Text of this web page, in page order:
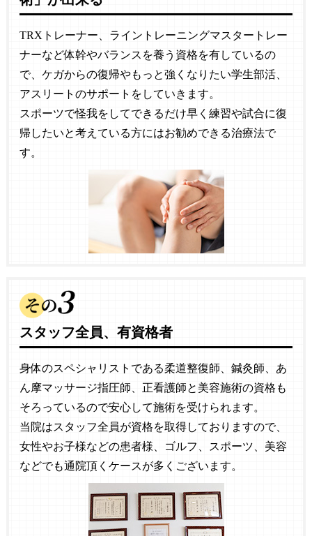
TRXトレーナー、ライントレーニングマスタートレー
ナーなど体幹やバランスを養う資格を有しているの
で、ケガからの復帰やもっと強くなりたい学生部活、
アスリートのサポートをしていきます。
スポーツで怪我をしてできるだけ早く練習や試合に復
帰したいと考えている方にはお勧めできる治療法で
す。
スタッフ全員、有資格者
身体のスペシャリストである柔道整復師、鍼灸師、あ
ん摩マッサージ指圧師、正看護師と美容施術の資格も
そろっているので安心して施術を受けられます。
当院はスタッフ全員が資格を取得しておりますので、
女性やお子様などの患者様、ゴルフ、スポーツ、美容
などでも通院頂くケースが多くございます。